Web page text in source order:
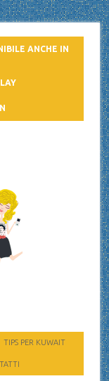
ANCHE IN
TIPS PER KUWAIT